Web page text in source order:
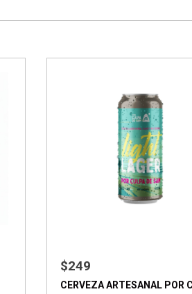
$249
CERVEZA ARTESANAL POR